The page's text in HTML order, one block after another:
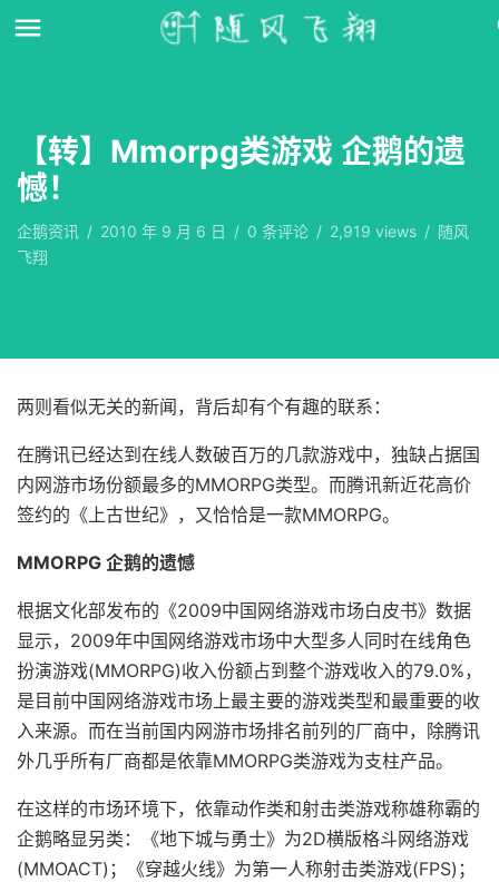
【转】Mmorpg类游戏 企鹅的遗
憾！
企鹅资讯 / 2010 年 9 月 6 日 / 0 条评论 / 2,919 views / 随风
飞翔
两则看似无关的新闻，背后却有个有趣的联系：
在腾讯已经达到在线人数破百万的几款游戏中，独缺占据国
内网游市场份额最多的MMORPG类型。而腾讯新近花高价
签约的《上古世纪》，又恰恰是一款MMORPG。
MMORPG 企鹅的遗憾
根据文化部发布的《2009中国网络游戏市场白皮书》数据
显示，2009年中国网络游戏市场中大型多人同时在线角色
扮演游戏(MMORPG)收入份额占到整个游戏收入的79.0%，
是目前中国网络游戏市场上最主要的游戏类型和最重要的收
入来源。而在当前国内网游市场排名前列的厂商中，除腾讯
外几乎所有厂商都是依靠MMORPG类游戏为支柱产品。
在这样的市场环境下，依靠动作类和射击类游戏称雄称霸的
企鹅略显另类：《地下城与勇士》为2D横版格斗网络游戏
(MMOACT)；《穿越火线》为第一人称射击类游戏(FPS)；